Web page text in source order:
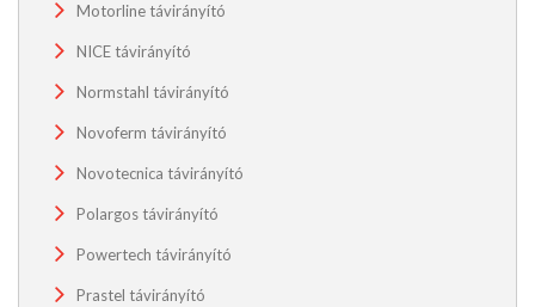
Motorline távirányító
NICE távirányító
Normstahl távirányító
Novoferm távirányító
Novotecnica távirányító
Polargos távirányító
Powertech távirányító
Prastel távirányító